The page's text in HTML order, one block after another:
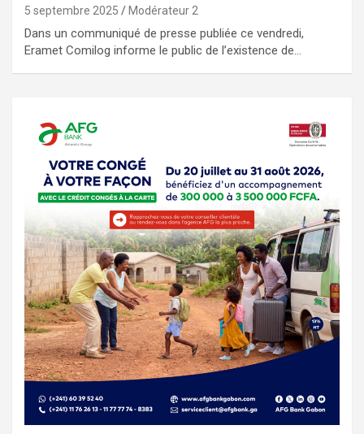
5 septembre 2025 Modérateur 2
Dans un communiqué de presse publiée ce vendredi,
Eramet Comilog informe le public de l’existence de…